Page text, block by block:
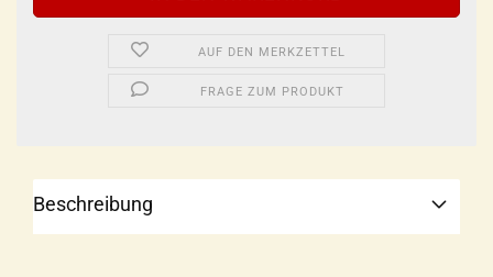
AUF DEN MERKZETTEL
FRAGE ZUM PRODUKT
Beschreibung